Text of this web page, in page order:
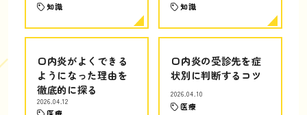
知識 知識
口内炎がよくできる
ようになった理由を
徹底的に探る
2026.04.12
口内炎の受診先を症
状別に判断するコツ
2026.04.10
医療